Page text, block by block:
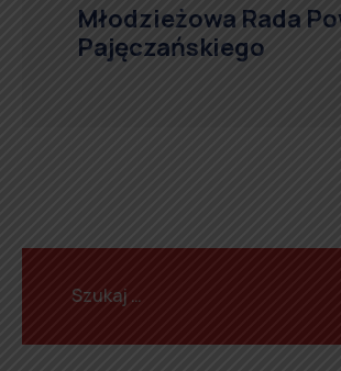
Młodzieżowa Rada
Pajęczańskiego